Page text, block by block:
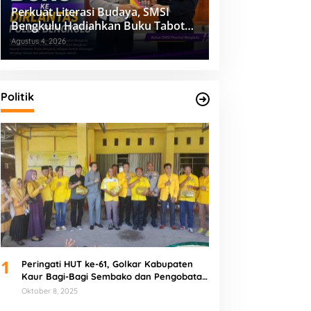
Perkuat Literasi Budaya, SMSI
Bengkulu Hadiahkan Buku Tabot
untuk Dirlantas Polda
Agustus 4, 2026
Politik
1
Peringati HUT ke-61, Golkar Kabupaten
Kaur Bagi-Bagi Sembako dan Pengobatan
Gratis
Oktober 8, 2025